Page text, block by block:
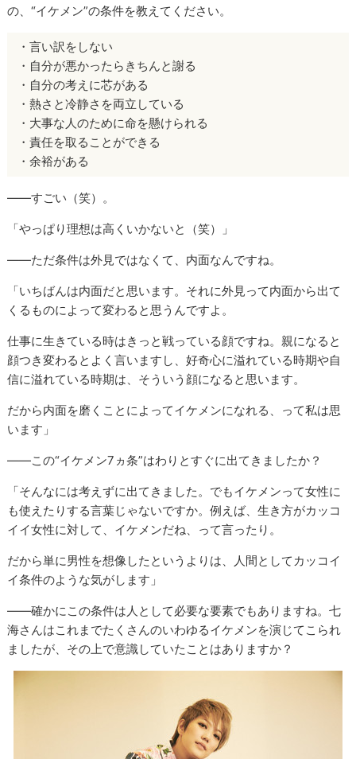
の、“イケメン”の条件を教えてください。
・言い訳をしない
・自分が悪かったらきちんと謝る
・自分の考えに芯がある
・熱さと冷静さを両立している
・大事な人のために命を懸けられる
・責任を取ることができる
・余裕がある
――すごい（笑）。
「やっぱり理想は高くいかないと（笑）」
――ただ条件は外見ではなくて、内面なんですね。
「いちばんは内面だと思います。それに外見って内面から出て
くるものによって変わると思うんですよ。
仕事に生きている時はきっと戦っている顔ですね。親になると
顔つき変わるとよく言いますし、好奇心に溢れている時期や自
信に溢れている時期は、そういう顔になると思います。
だから内面を磨くことによってイケメンになれる、って私は思
います」
――この“イケメン7ヵ条”はわりとすぐに出てきましたか？
「そんなには考えずに出てきました。でもイケメンって女性に
も使えたりする言葉じゃないですか。例えば、生き方がカッコ
イイ女性に対して、イケメンだね、って言ったり。
だから単に男性を想像したというよりは、人間としてカッコイ
イ条件のような気がします」
――確かにこの条件は人として必要な要素でもありますね。七
海さんはこれまでたくさんのいわゆるイケメンを演じてこられ
ましたが、その上で意識していたことはありますか？